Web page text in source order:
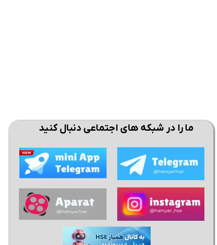
ما را در شبکه های اجتماعی دنبال کنید